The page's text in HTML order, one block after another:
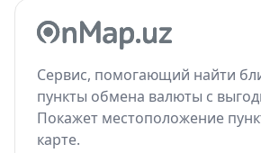
Сервис, помогающий найти
пункты обмена валюты с
Покажет местоположение
карте.